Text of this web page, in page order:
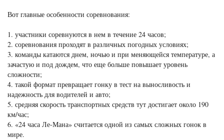
Вот главные особенности соревнования:
участники соревнуются в нем в течение 24 часов;
соревнования проходят в различных погодных условиях;
команды катаются днем, ночью и при меняющейся температуре, а
зачастую и под дождем, что еще больше повышает уровень
сложности;
такой формат превращает гонку в тест на выносливость и
надежность для водителей и авто;
средняя скорость транспортных средств тут достигает около 190
км/час;
«24 часа Ле-Мана» считается одной из самых сложных гонок в
мире.